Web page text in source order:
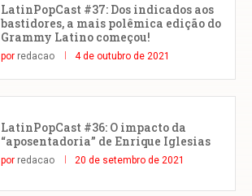
LatinPopCast #37: Dos indicados aos
bastidores, a mais polêmica edição do
Grammy Latino começou!
por redacao 4 de outubro de 2021
LatinPopCast #36: O impacto da
“aposentadoria” de Enrique Iglesias
por redacao 20 de setembro de 2021